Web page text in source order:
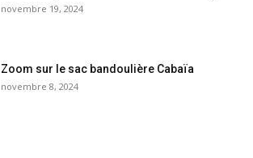
novembre 19, 2024
Zoom sur le sac bandoulière Cabaïa
novembre 8, 2024